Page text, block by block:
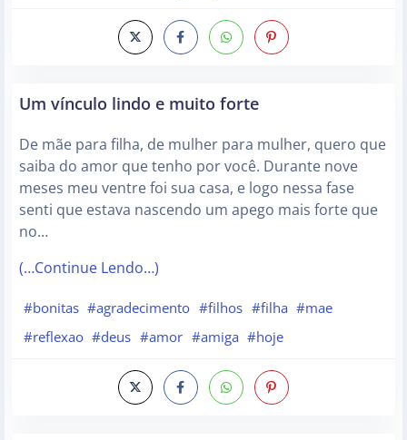
Um vínculo lindo e muito forte
De mãe para filha, de mulher para mulher, quero que
saiba do amor que tenho por você. Durante nove
meses meu ventre foi sua casa, e logo nessa fase
senti que estava nascendo um apego mais forte que
no…
(…Continue Lendo…)
#bonitas #agradecimento #filhos #filha #mae
#reflexao #deus #amor #amiga #hoje